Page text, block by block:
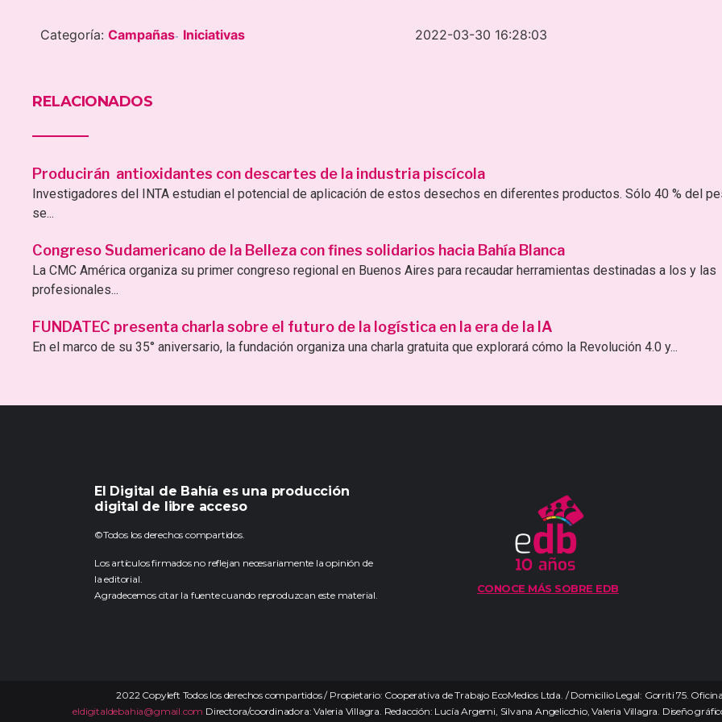
Categoría: Campañas- Iniciativas 2022-03-30 16:28:03
RELACIONADOS
Producirán antioxidantes con descartes de la industria piscícola
Investigadores del INTA estudian el potencial de aplicación de estos desechos en diferentes productos. Sólo 40 % del
se...
Congreso Sudamericano de la Belleza con fines solidarios hacia Bahía Blanca
La CMC América organiza su primer congreso regional en Buenos Aires para recaudar herramientas destinadas a los y las
profesionales...
FUNDATEC presenta charla sobre el futuro de la logística en la era de la IA
En el marco de su 35° aniversario, la fundación organiza una charla gratuita que explorará cómo la Revolución 4.0 y...
El Digital de Bahía es una producción
digital de libre acceso
©Todos los derechos compartidos.
Los artículos firmados no reflejan necesariamente la opinión de
la editorial.
Agradecemos citar la fuente cuando reproduzcan este material.
CONOCE MÁS SOBRE EDB
2022 Copyleft Todos los derechos compartidos / Propietario: Cooperativa de Trabajo EcoMedios Ltda. / Domicilio Legal: Gorriti 75.
eldigitaldebahia@gmail.com Directora/coordinadora: Valeria Villagra. Redacción: Lucía Argemi, Silvana Angelicchio, Valeria Villagra. Diseño